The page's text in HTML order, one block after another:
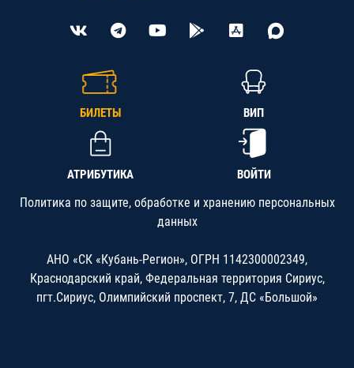
БИЛЕТЫ ВИП
АТРИБУТИКА ВОЙТИ
Политика по защите, обработке и хранению персональных
данных
АНО «СК «Кубань-Регион», ОГРН 1142300002349,
Краснодарский край, Федеральная территория Сириус,
пгт.Сириус, Олимпийский проспект, 7, ДС «Большой»